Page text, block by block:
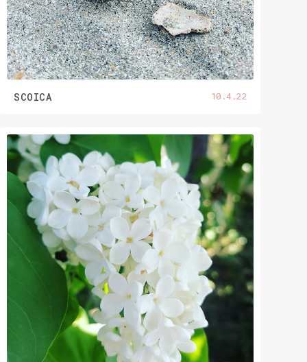
SCOICA 10.4.22